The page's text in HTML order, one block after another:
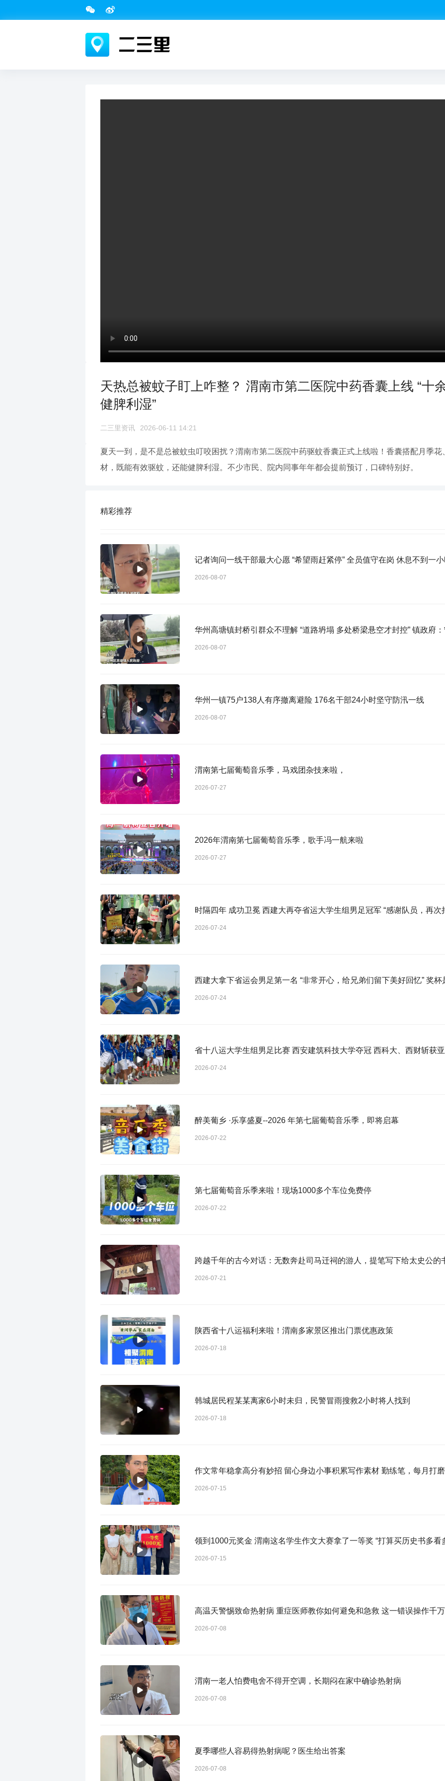
天热总被蚊子盯上咋整？ 渭南市第二医院中药香囊上线 “十
健脾利湿”
二三里资讯 2026-06-11 14:21
夏天一到，是不是总被蚊虫叮咬困扰？渭南市第二医院中药驱蚊香囊正式上线啦！香囊搭配月季
材，既能有效驱蚊，还能健脾利湿。不少市民、院内同事年年都会提前预订，口碑特别好。
精彩推荐
记者询问一线干部最大心愿 “希望雨赶紧停” 全员值守在岗 休息不到一
2026-08-07
华州高塘镇封桥引群众不理解 “道路坍塌 多处桥梁悬空才封控” 镇政府
2026-08-07
华州一镇75户138人有序撤离避险 176名干部24小时坚守防汛一线
2026-08-07
渭南第七届葡萄音乐季，马戏团杂技来啦，
2026-07-27
2026年渭南第七届葡萄音乐季，歌手冯一航来啦
2026-07-27
时隔四年 成功卫冕 西建大再夺省运大学生组男足冠军 “感谢队员，再次
2026-07-24
西建大拿下省运会男足第一名 “非常开心，给兄弟们留下美好回忆” 奖
2026-07-24
省十八运大学生组男足比赛 西安建筑科技大学夺冠 西科大、西财斩获
2026-07-24
醉美葡乡 ·乐享盛夏--2026 年第七届葡萄音乐季，即将启幕
2026-07-22
第七届葡萄音乐季来啦！现场1000多个车位免费停
2026-07-22
跨越千年的古今对话：无数奔赴司马迁祠的游人，提笔写下给太史公的
2026-07-21
陕西省十八运福利来啦！渭南多家景区推出门票优惠政策
2026-07-18
韩城居民程某某离家6小时未归，民警冒雨搜救2小时将人找到
2026-07-18
作文常年稳拿高分有妙招 留心身边小事积累写作素材 勤练笔，每月打
2026-07-15
领到1000元奖金 渭南这名学生作文大赛拿了一等奖 “打算买历史书多看
2026-07-15
高温天警惕致命热射病 重症医师教你如何避免和急救 这一错误操作千
2026-07-08
渭南一老人怕费电舍不得开空调，长期闷在家中确诊热射病
2026-07-08
夏季哪些人容易得热射病呢？医生给出答案
2026-07-08